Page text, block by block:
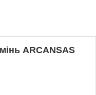
ARCANSAS